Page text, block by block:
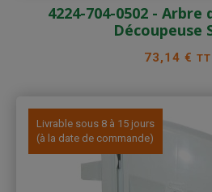
4224-704-0502 - Arbre
Découpeuse
Prix
73,14 €
Livrable sous 8 à 15 jours
(à la date de commande)